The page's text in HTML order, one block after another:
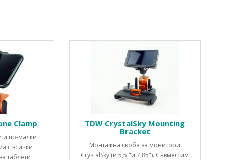
Clamp
и по-малки
с всички
таблети
TDW CrystalSky Mounting
Bracket
Монтажна скоба за монитори
CrystalSky (и 5,5 "и 7,85"). Съвместим